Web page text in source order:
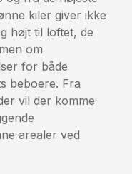
kiler giver ikke
højt til loftet, de
om
for både
beboere. Fra
vil der komme
arealer ved